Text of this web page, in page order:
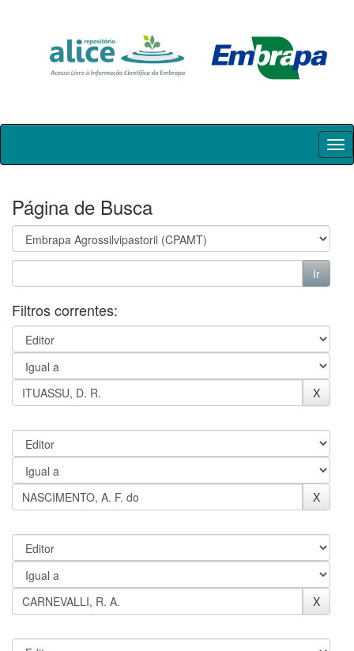
Skip
Página de Busca
Filtros correntes: